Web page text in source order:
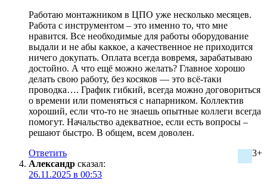
Работаю монтажником в ЦПО уже несколько месяцев.
Работа с инструментом – это именно то, что мне
нравится. Все необходимые для работы оборудование
выдали и не абы каккое, а качественное не приходится
ничего докупать. Оплата всегда вовремя, зарабатываю
достойно. А что ещё можно желать? Главное хорошо
делать свою работу, без косяков — это всё-таки
проводка…. График гибкий, всегда можно договориться
о времени или поменяться с напарником. Коллектив
хороший, если что-то не знаешь опытные коллеги всегда
помогут. Начальство адекватное, если есть вопросы –
решают быстро. В общем, всем доволен.
3+
Ответить
Александр сказал:
26.11.2025 в 00:53